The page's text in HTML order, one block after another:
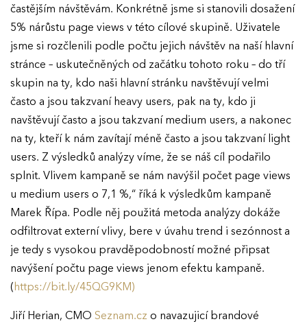
častějším návštěvám. Konkrétně jsme si stanovili dosažení
5% nárůstu page views v této cílové skupině. Uživatele
jsme si rozčlenili podle počtu jejich návštěv na naší hlavní
stránce –⁠ uskutečněných od začátku tohoto roku –⁠ do tří
skupin na ty, kdo naši hlavní stránku navštěvují velmi
často a jsou takzvaní heavy users, pak na ty, kdo ji
navštěvují často a jsou takzvaní medium users, a nakonec
na ty, kteří k nám zavítají méně často a jsou takzvaní light
users. Z výsledků analýzy víme, že se náš cíl podařilo
splnit. Vlivem kampaně se nám navýšil počet page views
u medium users o 7,1 %,“ říká k výsledkům kampaně
Marek Řípa. Podle něj použitá metoda analýzy dokáže
odfiltrovat externí vlivy, bere v úvahu trend i sezónnost a
je tedy s vysokou pravděpodobností možné připsat
navýšení počtu page views jenom efektu kampaně.
(https://bit.ly/45QG9KM)
Jiří Herian, CMO Seznam.czo navazujicí brandové